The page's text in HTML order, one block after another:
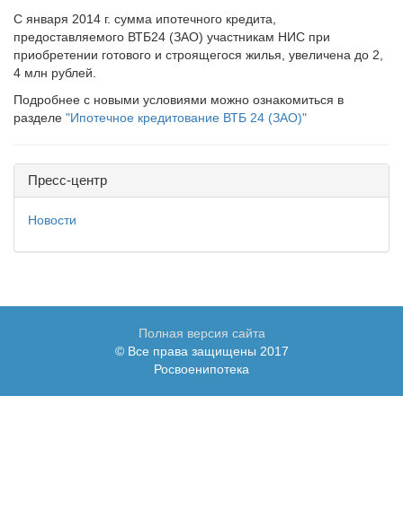
С января 2014 г. сумма ипотечного кредита,
предоставляемого ВТБ24 (ЗАО) участникам НИС при
приобретении готового и строящегося жилья, увеличена до 2,
4 млн рублей.
Подробнее с новыми условиями можно ознакомиться в
разделе "Ипотечное кредитование ВТБ 24 (ЗАО)"
Пресс-центр
Новости
Полная версия сайта
© Все права защищены 2017
Росвоенипотека